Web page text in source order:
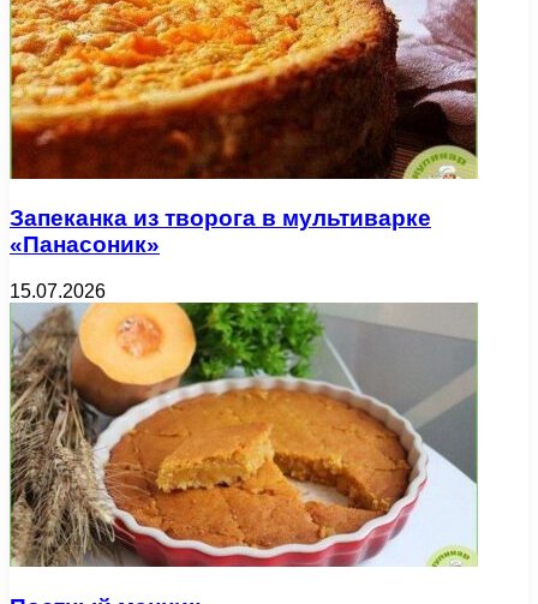
Запеканка из творога в мультиварке
«Панасоник»
15.07.2026